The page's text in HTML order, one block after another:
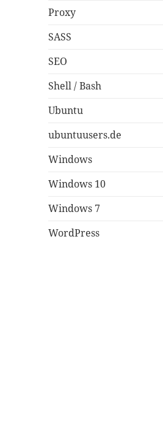
Proxy
SASS
SEO
Shell / Bash
Ubuntu
ubuntuusers.de
Windows
Windows 10
Windows 7
WordPress